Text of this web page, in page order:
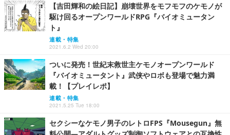
【吉田輝和の絵日記】崩壊世界をモフモフのケモノが
駆け回るオープンワールドRPG『バイオミュータン
ト』
連載・特集
2021.6.2 Wed 20:00
ついに発売！世紀末救世主ケモノオープンワールド
『バイオミュータント』武侠やロボも登場で魅力満
載！【プレイレポ】
連載・特集
2021.5.25 Tue 18:00
セクシーなケモノ男子のレトロFPS『Mousegun』無